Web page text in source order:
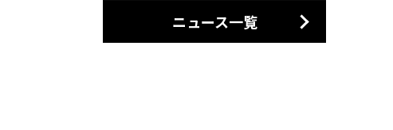
ニュース一覧